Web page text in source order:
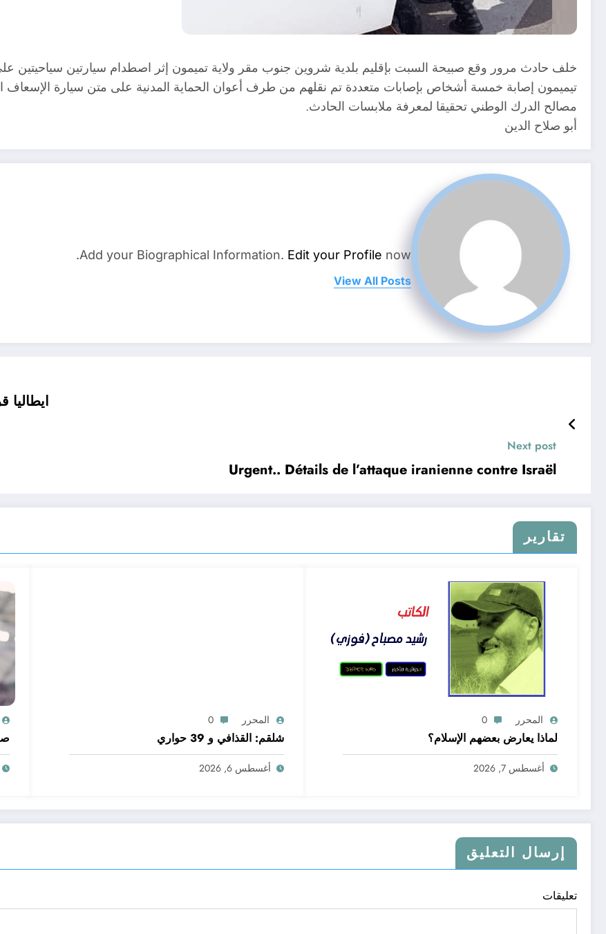
تيميمون إصابة خمسة أشخاص بإصابات متعددة تم نقلهم من طرف أعوان الحماية المدنية على متن سيارة الإسعاف
مصالح الدرك الوطني تحقيقا لمعرفة ملابسات الحادث.
أبو صلاح الدين
Add your Biographical Information. Edit your Profile now.
View All Posts
ايطاليا
Next post
Urgent.. Détails de l’attaque iranienne contre Israël
تقارير
المحرر 0
لماذا يعارض بعضهم الإسلام؟
أغسطس 7, 2026
المحرر 0
شلقم: القذافي و 39 حواري
أغسطس 6, 2026
إرسال التعليق
تعليقات